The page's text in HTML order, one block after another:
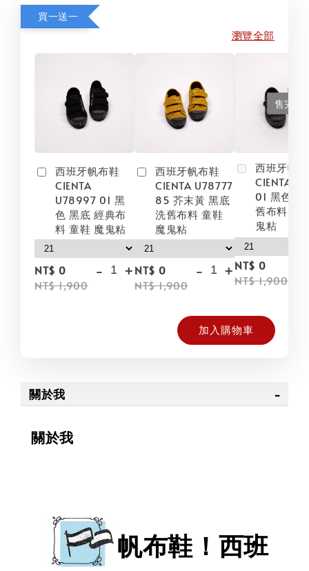
買一送一
瀏覽全部
西班牙帆布鞋
CIENTA
U78997 01 黑
色 黑底 經典布
料 童鞋 魔鬼粘
NT$ 0
NT$ 1,900
- +
西班牙帆布鞋
CIENTA U78777
85 芥末黃 黑底
洗舊布料 童鞋
魔鬼粘
NT$ 0
NT$ 1,900
- +
售完
西班牙帆
CIENTA
01 黑色 黑
舊布料 童
鬼粘
NT$ 0
NT$ 1,900
加入購物車
關於我
關於我
帆布鞋！西班